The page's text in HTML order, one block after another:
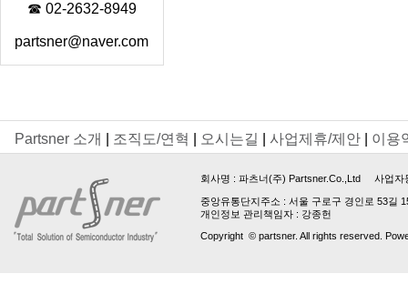
☎ 02-2632-8949
partsner@naver.com
Partsner 소개 조직도/연혁 오시는길 사업제휴/제안 이용
회사명 : 파츠너(주) Partsner.Co.,Ltd 사업자
중앙유통단지주소 : 서울 구로구 경인로 53길
개인정보 관리책임자 : 강종헌
Copyright © partsner. All rights reserved.